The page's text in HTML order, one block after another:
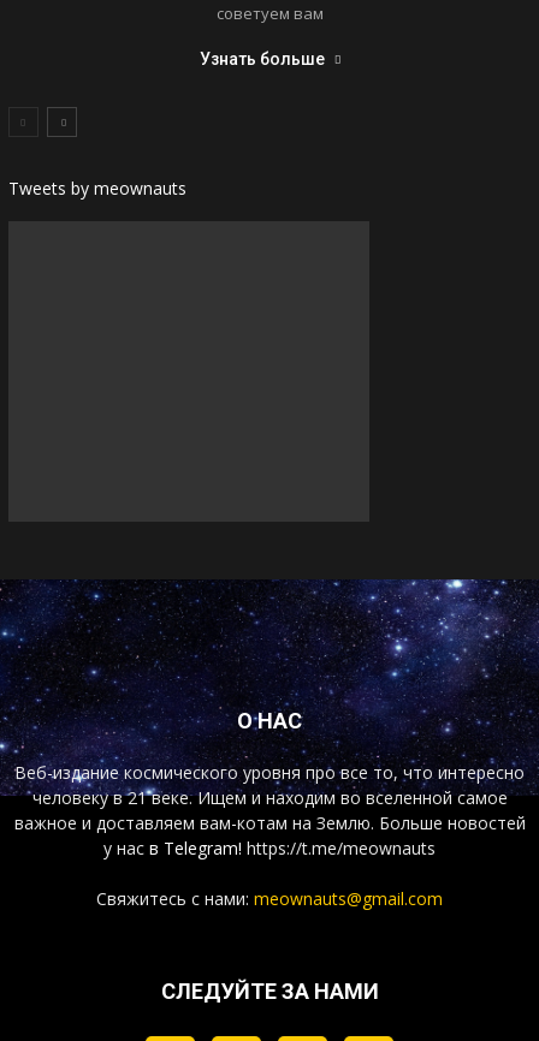
советуем вам
Узнать больше
Tweets by meownauts
О НАС
Веб-издание космического уровня про все то, что интересно
человеку в 21 веке. Ищем и находим во вселенной самое
важное и доставляем вам-котам на Землю. Больше новостей
у нас в Telegram! https://t.me/meownauts
Свяжитесь с нами: meownauts@gmail.com
СЛЕДУЙТЕ ЗА НАМИ